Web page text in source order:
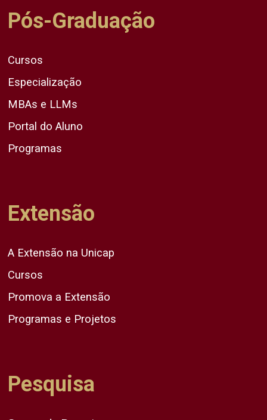
Pós-Graduação
Cursos
Especialização
MBAs e LLMs
Portal do Aluno
Programas
Extensão
A Extensão na Unicap
Cursos
Promova a Extensão
Programas e Projetos
Pesquisa